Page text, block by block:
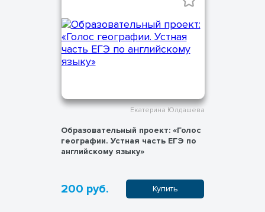
Екатерина Юлдашева
Образовательный проект: «Голос
географии. Устная часть ЕГЭ по
английскому языку»
200 руб. Купить